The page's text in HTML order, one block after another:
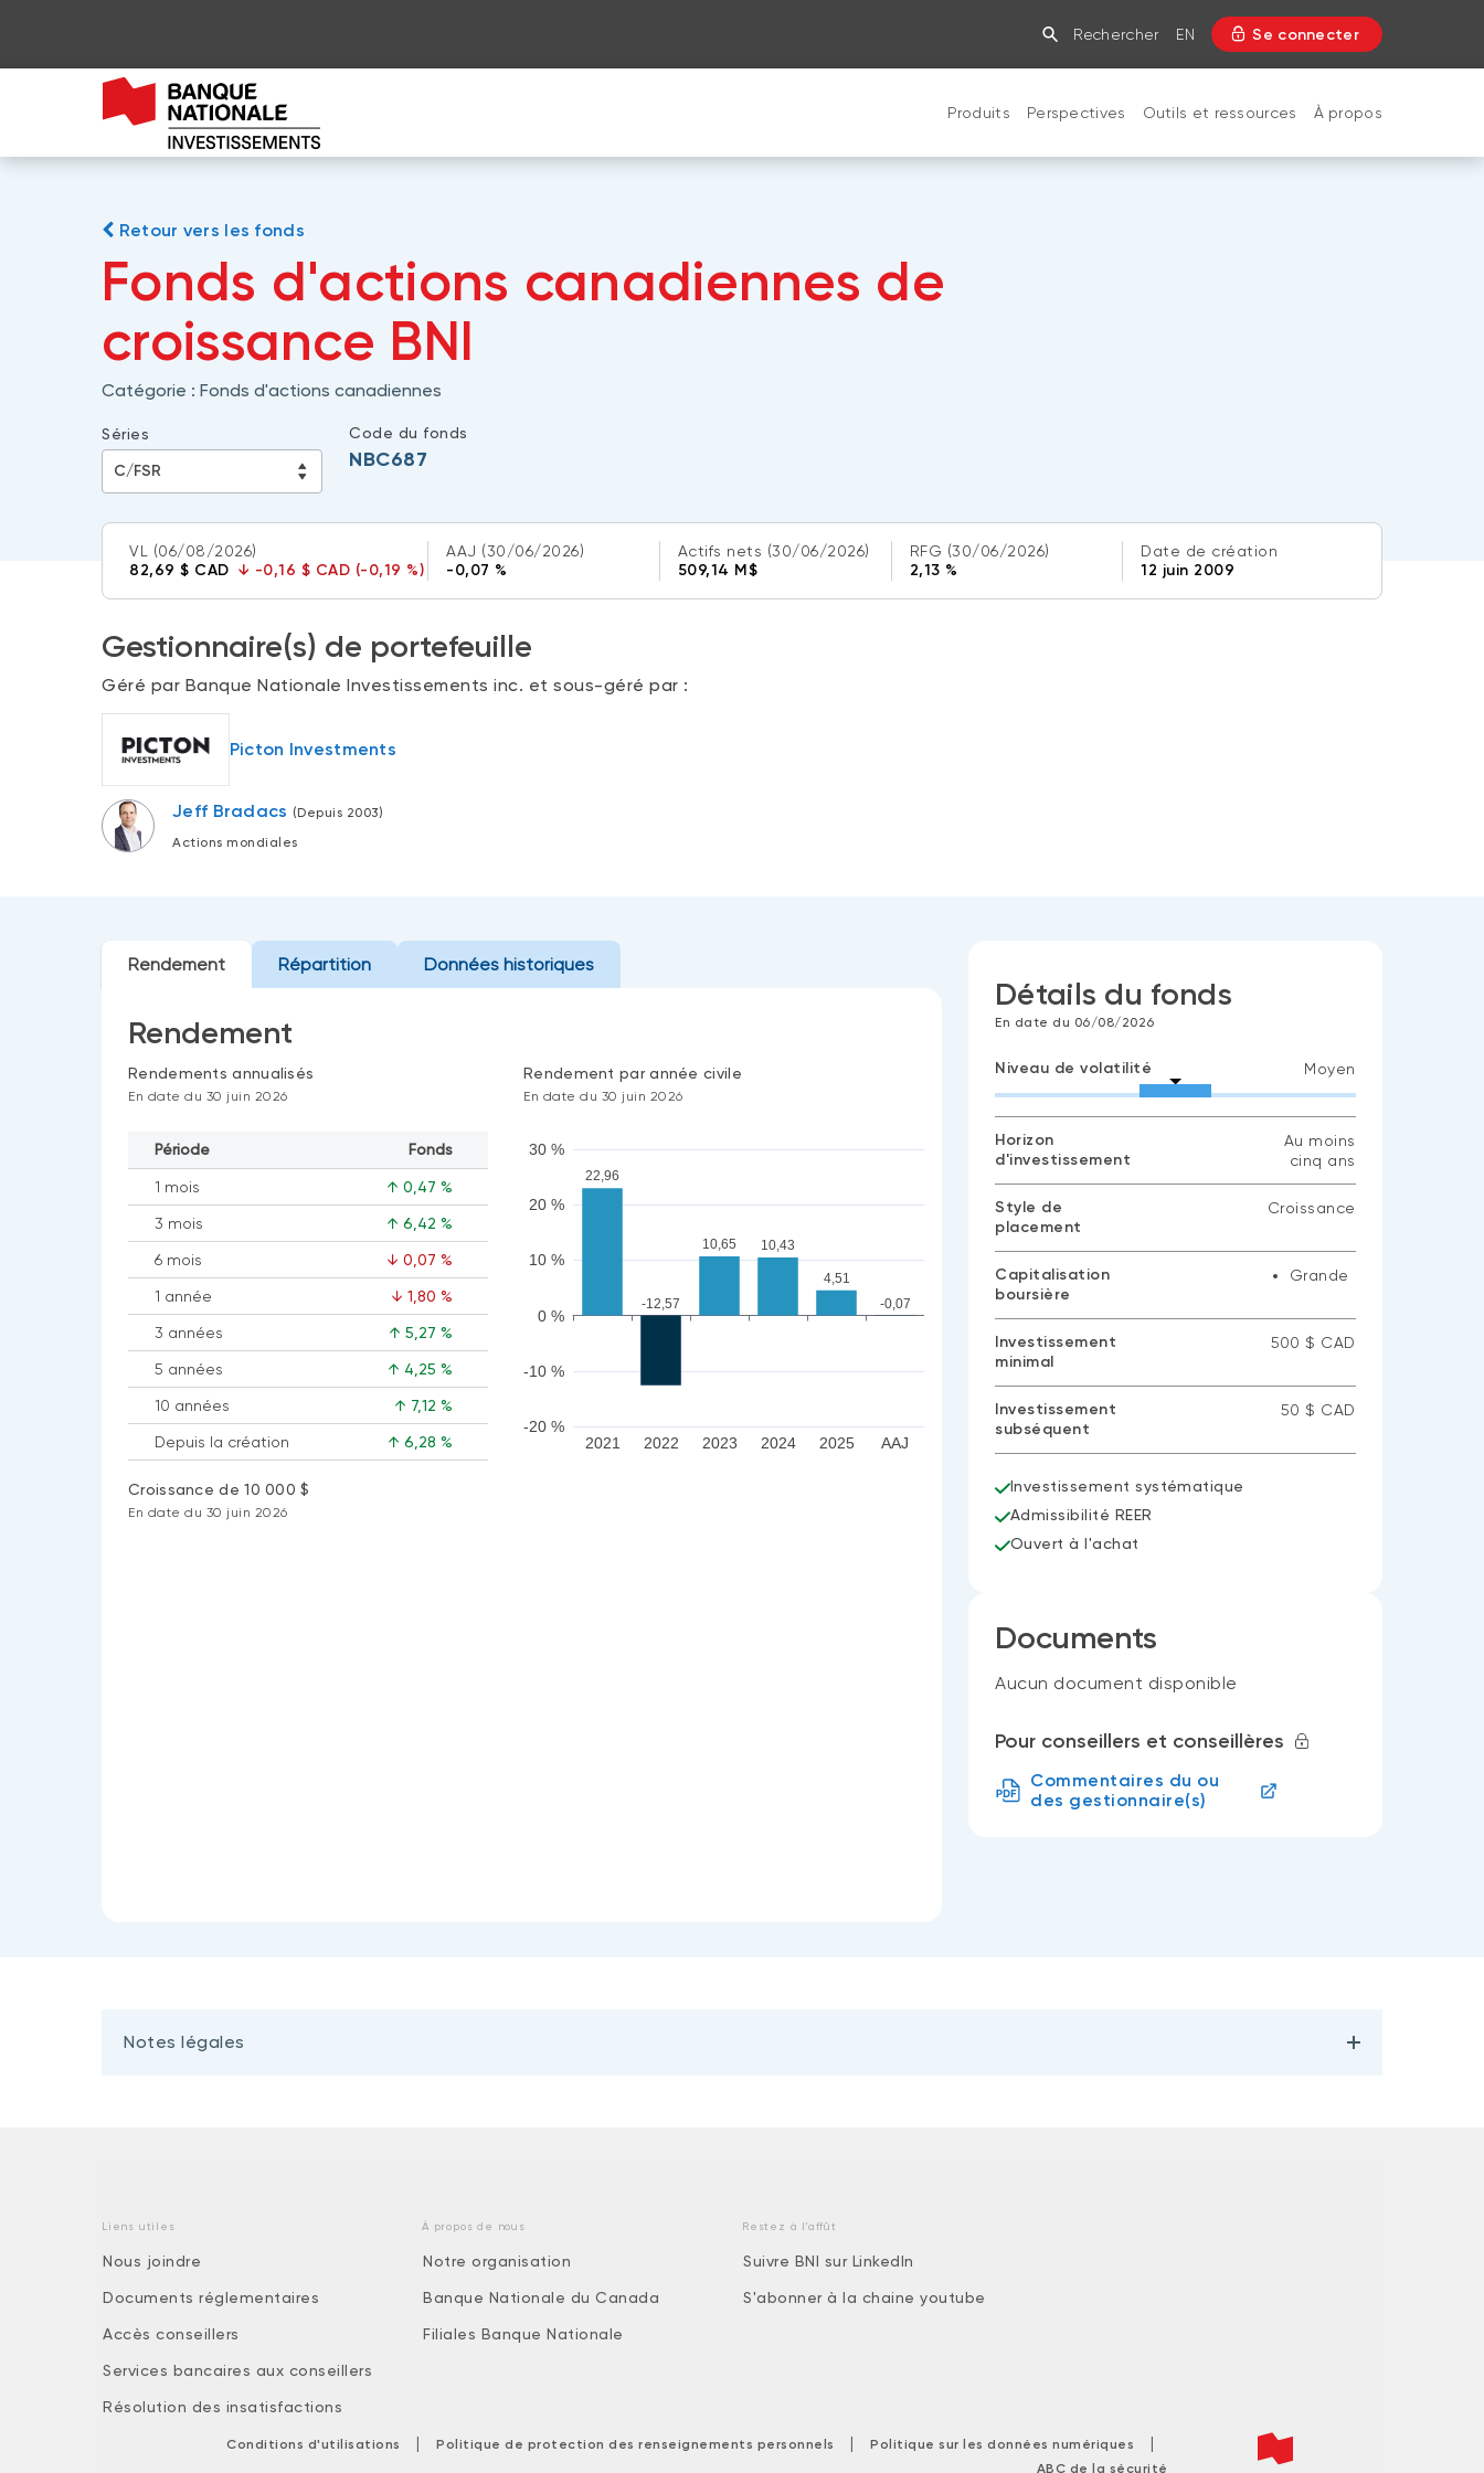
Rechercher EN Se connecter
Produits Perspectives Outils et ressources À propos
Retour vers les fonds
Fonds d'actions canadiennes de
croissance BNI
Catégorie : Fonds d'actions canadiennes
Séries Code du fonds
NBC687
VL (06/08/2026)
82,69 $ CAD ↓ -0,16 $ CAD (-0,19 %)
AAJ (30/06/2026)
-0,07 %
Actifs nets (30/06/2026)
509,14 M$
RFG (30/06/2026)
2,13 %
Date de création
12 juin 2009
Gestionnaire(s) de portefeuille
Géré par Banque Nationale Investissements inc. et sous-géré par :
Picton Investments
Jeff Bradacs (Depuis 2003)
Actions mondiales
Rendement Répartition Données historiques
Rendement
Rendements annualisés
En date du 30 juin 2026
Période Fonds
1 mois ↑ 0,47 %
3 mois ↑ 6,42 %
6 mois ↓ 0,07 %
1 année ↓ 1,80 %
3 années ↑ 5,27 %
5 années ↑ 4,25 %
10 années ↑ 7,12 %
Depuis la création ↑ 6,28 %
Rendement par année civile
En date du 30 juin 2026
-20 %
-10 %
0 %
10 %
20 %
30 %
2021 2022 2023 2024 2025 AAJ
22,96
-12,57
10,65 10,43
4,51
-0,07
Croissance de 10 000 $
En date du 30 juin 2026
Détails du fonds
En date du 06/08/2026
Niveau de volatilité Moyen
Horizon
d'investissement
Au moins
cinq ans
Style de
placement
Croissance
Capitalisation
boursière
Grande
Investissement
minimal
500 $ CAD
Investissement
subséquent
50 $ CAD
Investissement systématique
Admissibilité REER
Ouvert à l'achat
Documents
Aucun document disponible
Pour conseillers et conseillères
Commentaires du ou
des gestionnaire(s)
Notes légales
Liens utiles
Nous joindre
Documents réglementaires
Accès conseillers
Services bancaires aux conseillers
Résolution des insatisfactions
À propos de nous
Notre organisation
Banque Nationale du Canada
Filiales Banque Nationale
Restez à l'affût
Suivre BNI sur LinkedIn
S'abonner à la chaine youtube
Conditions d'utilisations | Politique de protection des renseignements personnels | Politique sur les données numériques |
ABC de la sécurité